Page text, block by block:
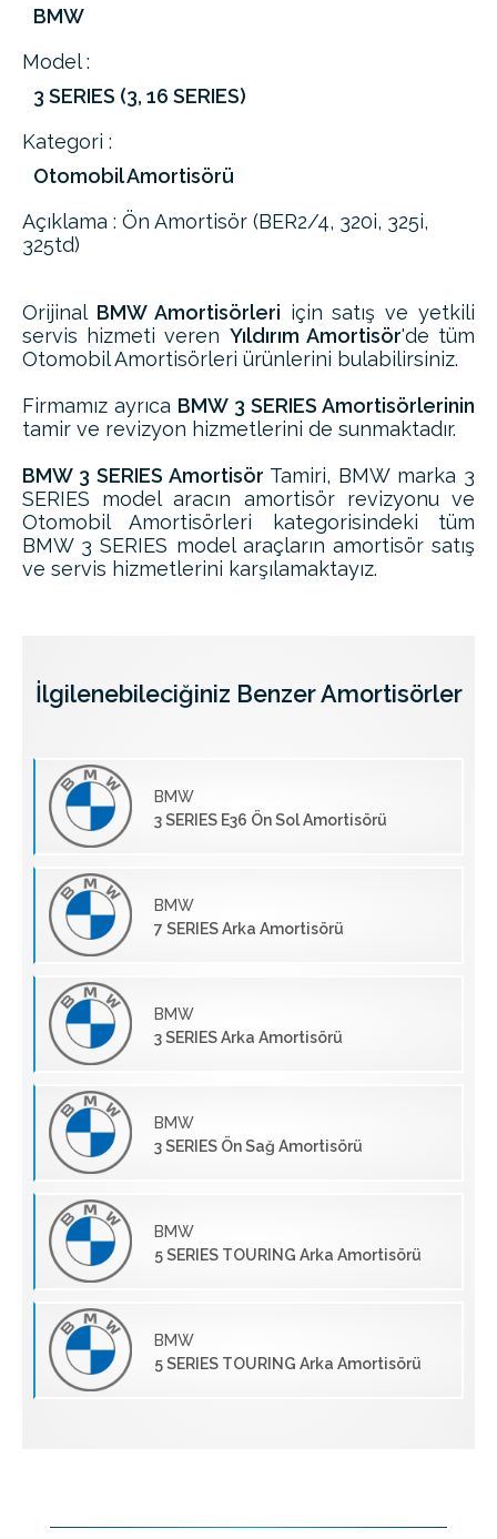
BMW
Model :
3 SERIES (3, 16 SERIES)
Kategori :
Otomobil Amortisörü
Açıklama : Ön Amortisör (BER2/4, 320i, 325i,
325td)
Orijinal BMW Amortisörleri için satış ve yetkili
servis hizmeti veren Yıldırım Amortisör'de tüm
Otomobil Amortisörleri ürünlerini bulabilirsiniz.
Firmamız ayrıca BMW 3 SERIES Amortisörlerinin
tamir ve revizyon hizmetlerini de sunmaktadır.
BMW 3 SERIES Amortisör Tamiri, BMW marka 3
SERIES model aracın amortisör revizyonu ve
Otomobil Amortisörleri kategorisindeki tüm
BMW 3 SERIES model araçların amortisör satış
ve servis hizmetlerini karşılamaktayız.
İlgilenebileciğiniz Benzer Amortisörler
BMW
3 SERIES E36 Ön Sol Amortisörü
BMW
7 SERIES Arka Amortisörü
BMW
3 SERIES Arka Amortisörü
BMW
3 SERIES Ön Sağ Amortisörü
BMW
5 SERIES TOURING Arka Amortisörü
BMW
5 SERIES TOURING Arka Amortisörü